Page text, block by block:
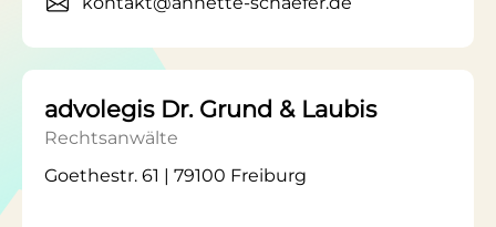
advolegis Dr. Grund & Laubis
Rechtsanwälte
Goethestr. 61 | 79100 Freiburg